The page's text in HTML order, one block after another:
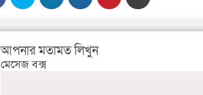
আপনার মতামত লিখুন
মেসেজ বক্স